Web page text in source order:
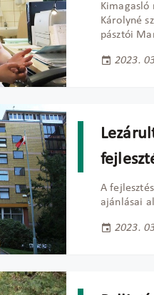
Károlyné
pásztói
2023.
A
ajánlásai
2023.